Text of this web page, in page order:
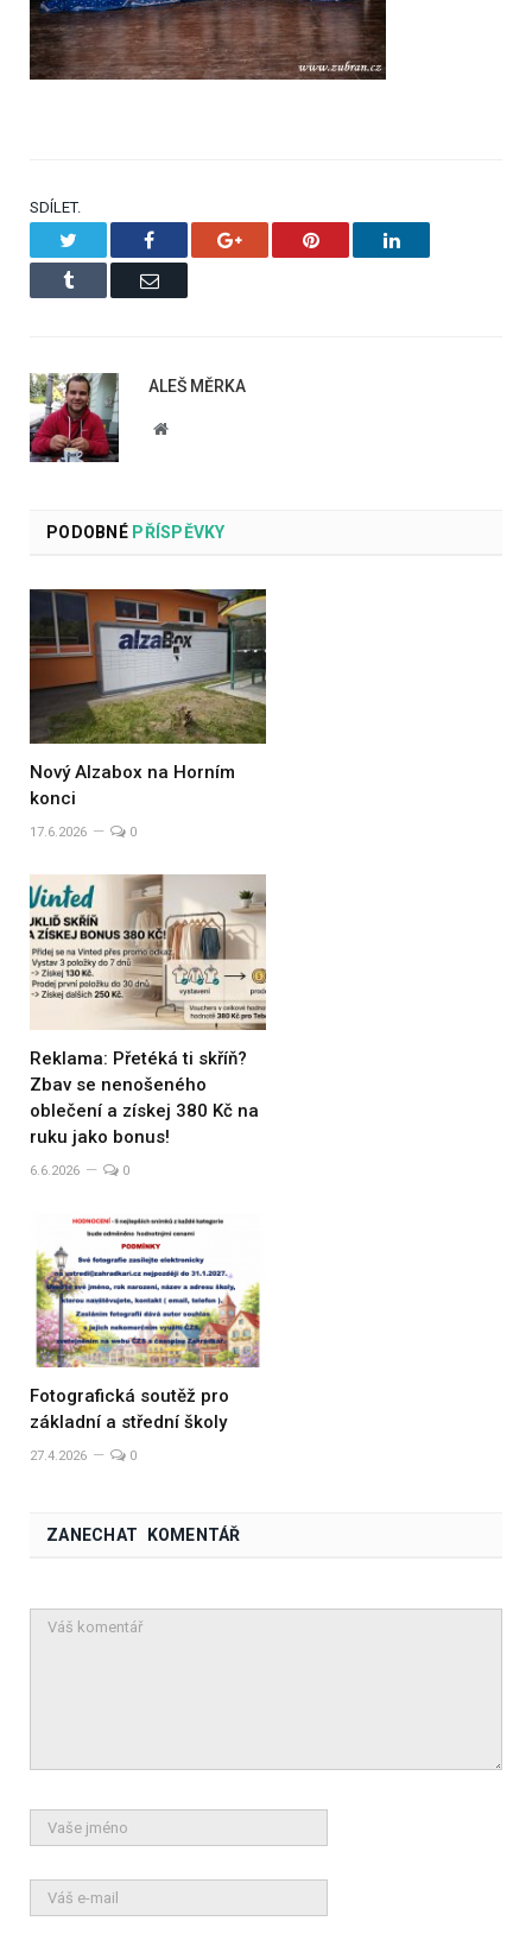
SDÍLET.
Facebook Google+ Pinterest LinkedIn
Tumblr Email
ALEŠ MĚRKA
Website
PODOBNÉPŘÍSPĚVKY
Nový Alzabox na Horním
konci
17.6.2026 0
Reklama: Přetéká ti skříň?
Zbav se nenošeného
oblečení a získej 380 Kč na
ruku jako bonus!
6.6.2026 0
Fotografická soutěž pro
základní a střední školy
27.4.2026 0
ZANECHAT KOMENTÁŘ